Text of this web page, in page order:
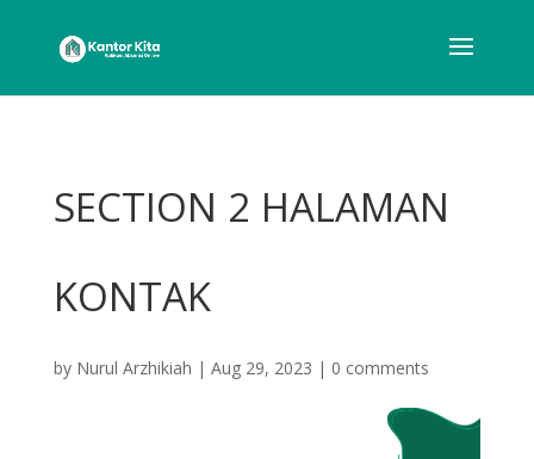
SECTION 2 HALAMAN
KONTAK
by Nurul Arzhikiah | Aug 29, 2023 | 0 comments